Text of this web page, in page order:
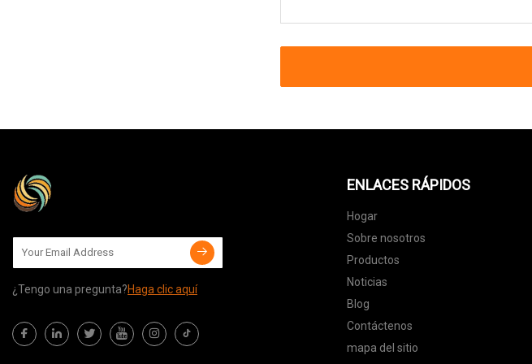
¿Tengo una pregunta?Haga clic aquí
ENLACES RÁPIDOS
Hogar
Sobre nosotros
Productos
Noticias
Blog
Contáctenos
mapa del sitio